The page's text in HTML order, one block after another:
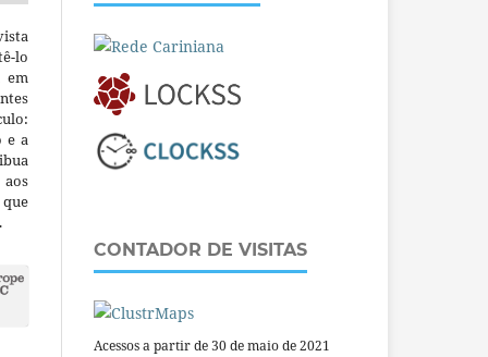
lo
em
e a
CONTADOR DE VISITAS
Acessos a partir de 30 de maio de 2021